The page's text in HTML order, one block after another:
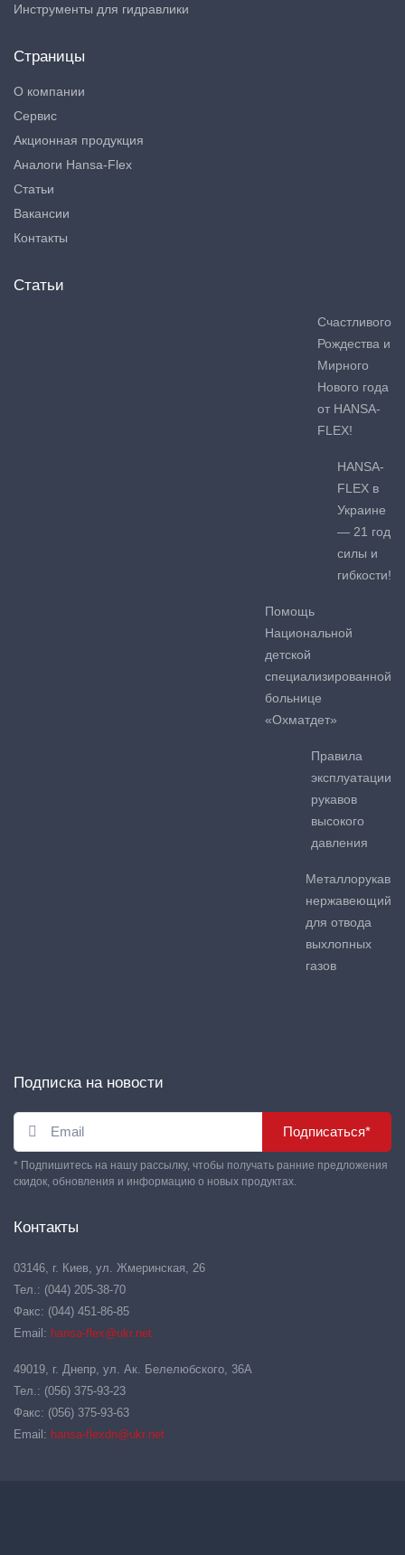
Инструменты для гидравлики
Страницы
О компании
Сервис
Акционная продукция
Аналоги Hansa-Flex
Статьи
Вакансии
Контакты
Статьи
Счастливого
Рождества и
Мирного
Нового года
от HANSA-
FLEX!
HANSA-
FLEX в
Украине
— 21 год
силы и
гибкости!
Помощь
Национальной
детской
специализированной
больнице
«Охматдет»
Правила
эксплуатации
рукавов
высокого
давления
Металлорукав
нержавеющий
для отвода
выхлопных
газов
Подписка на новости
Подписаться*
* Подпишитесь на нашу рассылку, чтобы получать ранние предложения
скидок, обновления и информацию о новых продуктах.
Контакты
03146, г. Киев, ул. Жмеринская, 26
Тел.: (044) 205-38-70
Факс: (044) 451-86-85
Email: hansa-flex@ukr.net
49019, г. Днепр, ул. Ак. Белелюбского, 36А
Тел.: (056) 375-93-23
Факс: (056) 375-93-63
Email: hansa-flexdn@ukr.net